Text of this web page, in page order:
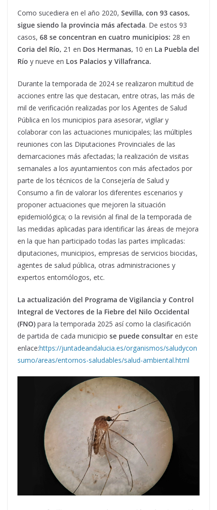
Como sucediera en el año 2020, Sevilla, con 93 casos,
sigue siendo la provincia más afectada. De estos 93
casos, 68 se concentran en cuatro municipios: 28 en
Coria del Río, 21 en Dos Hermanas, 10 en La Puebla del
Río y nueve en Los Palacios y Villafranca.
Durante la temporada de 2024 se realizaron multitud de
acciones entre las que destacan, entre otras, las más de
mil de verificación realizadas por los Agentes de Salud
Pública en los municipios para asesorar, vigilar y
colaborar con las actuaciones municipales; las múltiples
reuniones con las Diputaciones Provinciales de las
demarcaciones más afectadas; la realización de visitas
semanales a los ayuntamientos con más afectados por
parte de los técnicos de la Consejería de Salud y
Consumo a fin de valorar los diferentes escenarios y
proponer actuaciones que mejoren la situación
epidemiológica; o la revisión al final de la temporada de
las medidas aplicadas para identificar las áreas de mejora
en la que han participado todas las partes implicadas:
diputaciones, municipios, empresas de servicios biocidas,
agentes de salud pública, otras administraciones y
expertos entomólogos, etc.
La actualización del Programa de Vigilancia y Control
Integral de Vectores de la Fiebre del Nilo Occidental
(FNO) para la temporada 2025 así como la clasificación
de partida de cada municipio se puede consultar en este
enlace:https://juntadeandalucia.es/organismos/saludycon
sumo/areas/entornos-saludables/salud-ambiental.html